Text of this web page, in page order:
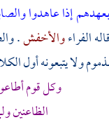
إذا عاهدوا
الفراءوالأخفش.
ولا يتبعونه أول
وكل قوم
الظاعنين